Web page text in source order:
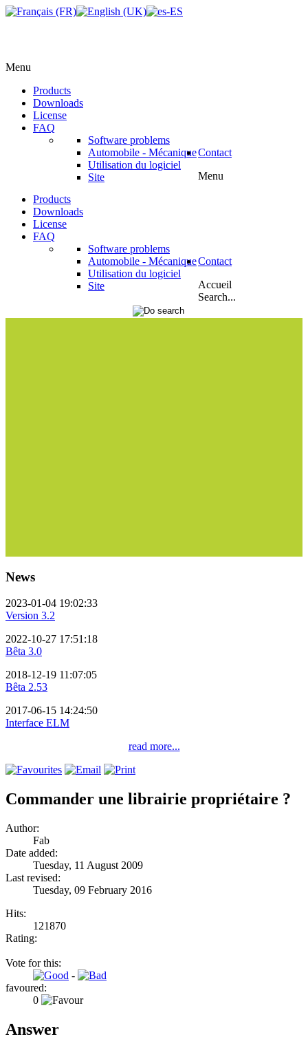
Menu
Products
Downloads
License
FAQ
Software problems
Automobile - Mécanique
Utilisation du logiciel
Site
Contact
Menu
Products
Downloads
License
FAQ
Software problems
Automobile - Mécanique
Utilisation du logiciel
Site
Contact
Accueil
Search...
News
2023-01-04 19:02:33
Version 3.2
2022-10-27 17:51:18
Bêta 3.0
2018-12-19 11:07:05
Bêta 2.53
2017-06-15 14:24:50
Interface ELM
read more...
Commander une librairie propriétaire ?
Author:
Fab
Date added:
Tuesday, 11 August 2009
Last revised:
Tuesday, 09 February 2016
Hits:
121870
Rating:
Vote for this:
-
favoured:
0
Answer